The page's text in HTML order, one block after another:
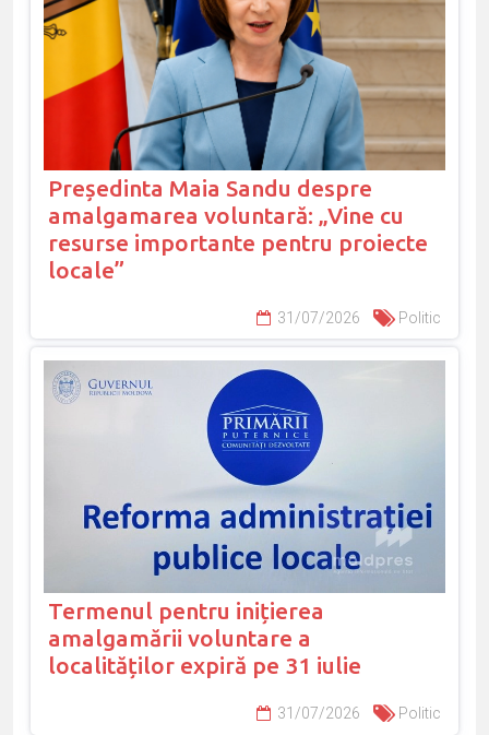
Președinta Maia Sandu despre
amalgamarea voluntară: „Vine cu
resurse importante pentru proiecte
locale”
31/07/2026 Politic
Termenul pentru inițierea
amalgamării voluntare a
localităților expiră pe 31 iulie
31/07/2026 Politic